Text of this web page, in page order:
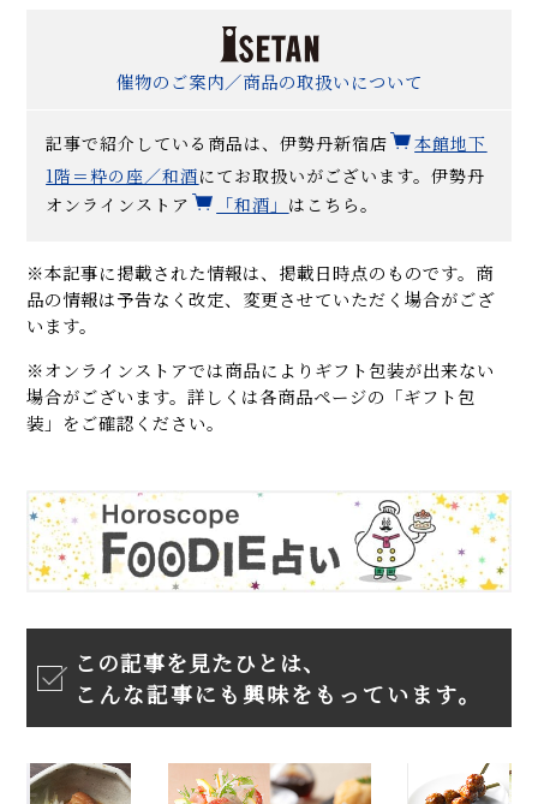
催物のご案内／商品の取扱いについて
記事で紹介している商品は、伊勢丹新宿店
本館地下
1階＝粋の座／和酒にてお取扱いがございます。伊勢丹
オンラインストア
「和酒」 はこちら。
※本記事に掲載された情報は、掲載日時点のものです。商
品の情報は予告なく改定、変更させていただく場合がござ
います。
※オンラインストアでは商品によりギフト包装が出来ない
場合がございます。詳しくは各商品ページの「ギフト包
装」をご確認ください。
この記事を見たひとは、
こんな記事にも興味をもっています。